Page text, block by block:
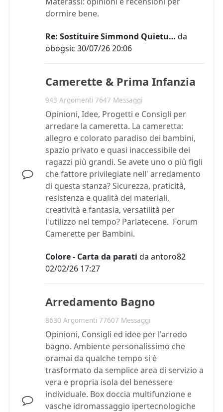
dormire bene.
Re: Sostituire Simmond Quietu… da
obogsic 30/07/26 20:06
Camerette & Prima Infanzia
943 Argomenti 7647 Messaggi
Opinioni, Idee, Progetti e Consigli per
arredare la cameretta. La cameretta:
allegro e colorato paradiso dei bambini,
spazio privato e quasi inaccessibile dei
ragazzi più grandi. Se avete uno o più figli
che fattore privilegiate nell' arredamento
di questa stanza? Sicurezza, praticità,
resistenza e qualità dei materiali,
creatività e fantasia, versatilità per
l'utilizzo nel tempo? Parlatecene. Forum
Camerette per Bambini.
Colore - Carta da parati da antoro82
02/02/26 17:27
Arredamento Bagno
8630 Argomenti 77607 Messaggi
Opinioni, Consigli ed idee per l'arredo
bagno. Ambiente personalissimo che
oramai da qualche tempo si è
trasformato da semplice area di servizio a
vera e propria isola del benessere
individuale. Box doccia multifunzione e
vasche idromassaggio ipertecnologiche